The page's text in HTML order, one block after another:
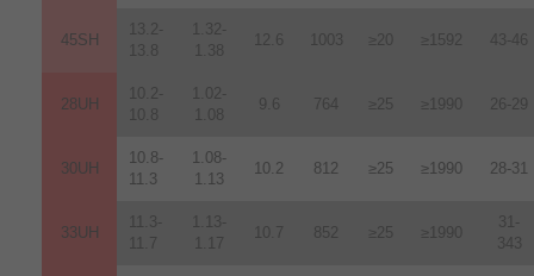
45SH
13.2-
13.8
1.32-
1.38
12.6 1003 ≥20 ≥1592 43-46
28UH
10.2-
10.8
1.02-
1.08
9.6 764 ≥25 ≥1990 26-29
30UH
10.8-
11.3
1.08-
1.13
10.2 812 ≥25 ≥1990 28-31
33UH
11.3-
11.7
1.13-
1.17
10.7 852 ≥25 ≥1990
31-
343